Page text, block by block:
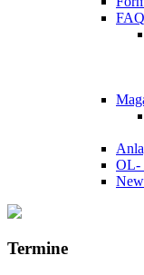
FAQ
OL-
Termine